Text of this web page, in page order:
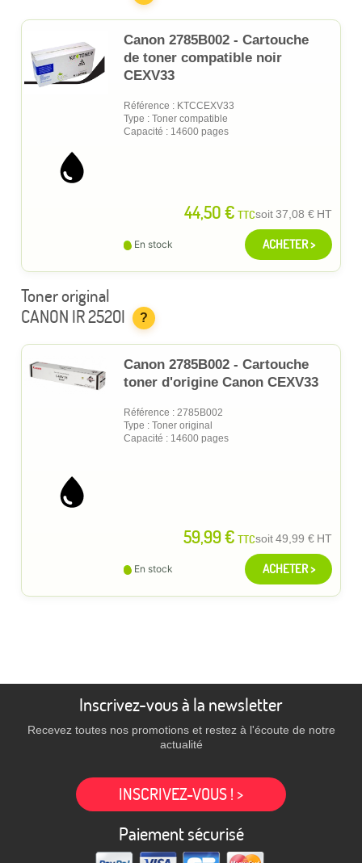
Canon 2785B002 - Cartouche
de toner compatible noir
CEXV33
Référence : KTCCEXV33
Type : Toner compatible
Capacité : 14600 pages
44,50 € TTCsoit37,08 € HT
En stock ACHETER >
Toner original
CANON IR 2520I
?
Canon 2785B002 - Cartouche
toner d'origine Canon CEXV33
Référence : 2785B002
Type : Toner original
Capacité : 14600 pages
59,99 € TTCsoit49,99 € HT
En stock ACHETER >
Inscrivez-vous à la newsletter
Recevez toutes nos promotions et restez à l'écoute de notre
actualité
INSCRIVEZ-VOUS ! >
Paiement sécurisé